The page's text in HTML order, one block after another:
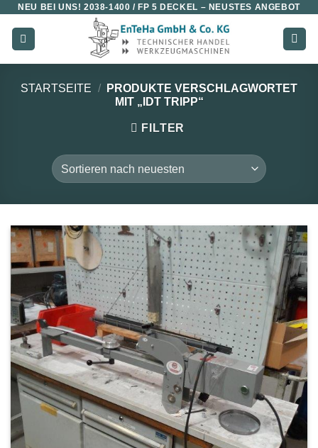
Zum
Inhalt
springen
NEU BEI UNS!2038-1400 / FP 5 DECKEL – NEUSTES ANGEBOT
STARTSEITE /
PRODUKTE VERSCHLAGWORTET
MIT „IDT TRIPP“
FILTER